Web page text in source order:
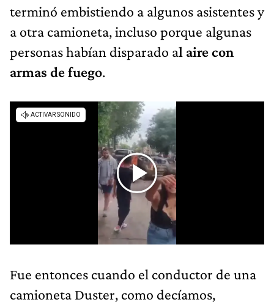
terminó embistiendo a algunos asistentes y
a otra camioneta, incluso porque algunas
personas habían disparado al aire con
armas de fuego.
Fue entonces cuando el conductor de una
camioneta Duster, como decíamos,